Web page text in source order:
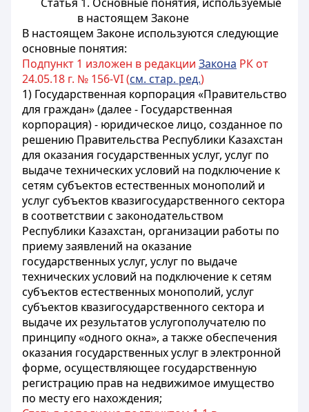
в настоящем Законе
В настоящем Законе используются следующие
основные понятия:
Подпункт 1 изложен в редакции Закона РК от
24.05.18 г. № 156-VI (см. стар. ред.)
1) Государственная корпорация «Правительство
для граждан» (далее - Государственная
корпорация) - юридическое лицо, созданное по
решению Правительства Республики Казахстан
для оказания государственных услуг, услуг по
выдаче технических условий на подключение к
сетям субъектов естественных монополий и
услуг субъектов квазигосударственного сектора
в соответствии с законодательством
Республики Казахстан, организации работы по
приему заявлений на оказание
государственных услуг, услуг по выдаче
технических условий на подключение к сетям
субъектов естественных монополий, услуг
субъектов квазигосударственного сектора и
выдаче их результатов услугополучателю по
принципу «одного окна», а также обеспечения
оказания государственных услуг в электронной
форме, осуществляющее государственную
регистрацию прав на недвижимое имущество
по месту его нахождения;